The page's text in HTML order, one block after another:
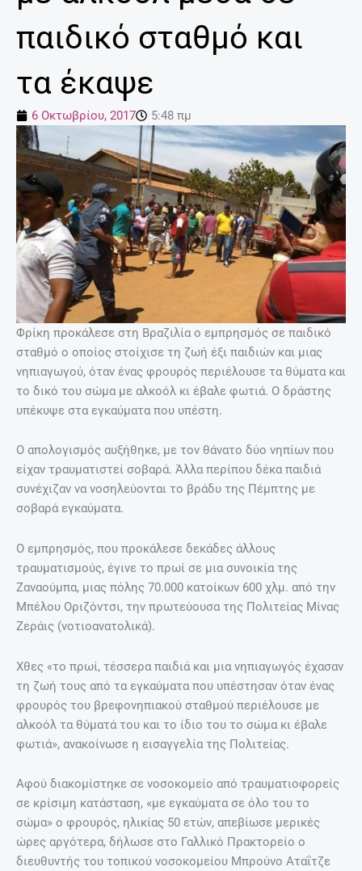
παιδικό σταθμό και
τα έκαψε
6 Οκτωβρίου, 2017 5:48 πμ
Φρίκη προκάλεσε στη Βραζιλία ο εμπρησμός σε παιδικό
σταθμό ο οποίος στοίχισε τη ζωή έξι παιδιών και μιας
νηπιαγωγού, όταν ένας φρουρός περιέλουσε τα θύματα και
το δικό του σώμα με αλκοόλ κι έβαλε φωτιά. Ο δράστης
υπέκυψε στα εγκαύματα που υπέστη.
Ο απολογισμός αυξήθηκε, με τον θάνατο δύο νηπίων που
είχαν τραυματιστεί σοβαρά. Άλλα περίπου δέκα παιδιά
συνέχιζαν να νοσηλεύονται το βράδυ της Πέμπτης με
σοβαρά εγκαύματα.
Ο εμπρησμός, που προκάλεσε δεκάδες άλλους
τραυματισμούς, έγινε το πρωί σε μια συνοικία της
Ζαναούμπα, μιας πόλης 70.000 κατοίκων 600 χλμ. από την
Μπέλου Οριζόντσι, την πρωτεύουσα της Πολιτείας Μίνας
Ζεράις (νοτιοανατολικά).
Χθες «το πρωί, τέσσερα παιδιά και μια νηπιαγωγός έχασαν
τη ζωή τους από τα εγκαύματα που υπέστησαν όταν ένας
φρουρός του βρεφονηπιακού σταθμού περιέλουσε με
αλκοόλ τα θύματά του και το ίδιο του το σώμα κι έβαλε
φωτιά», ανακοίνωσε η εισαγγελία της Πολιτείας.
Αφού διακομίστηκε σε νοσοκομείο από τραυματιοφορείς
σε κρίσιμη κατάσταση, «με εγκαύματα σε όλο του το
σώμα» ο φρουρός, ηλικίας 50 ετών, απεβίωσε μερικές
ώρες αργότερα, δήλωσε στο Γαλλικό Πρακτορείο ο
διευθυντής του τοπικού νοσοκομείου Μπρούνο Αταΐτζε